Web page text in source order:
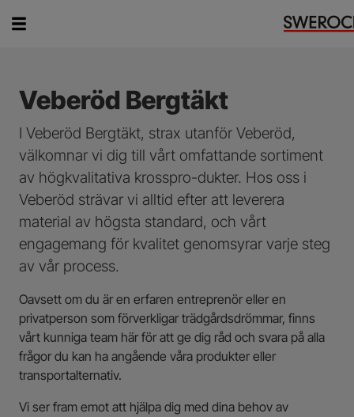
Veberöd Bergtäkt
I Veberöd Bergtäkt, strax utanför Veberöd,
välkomnar vi dig till vårt omfattande sortiment
av högkvalitativa krosspro-dukter. Hos oss i
Veberöd strävar vi alltid efter att leverera
material av högsta standard, och vårt
engagemang för kvalitet genomsyrar varje steg
av vår process.
Oavsett om du är en erfaren entreprenör eller en
privatperson som förverkligar trädgårdsdrömmar, finns
vårt kunniga team här för att ge dig råd och svara på alla
frågor du kan ha angående våra produkter eller
transportalternativ.
Vi ser fram emot att hjälpa dig med dina behov av